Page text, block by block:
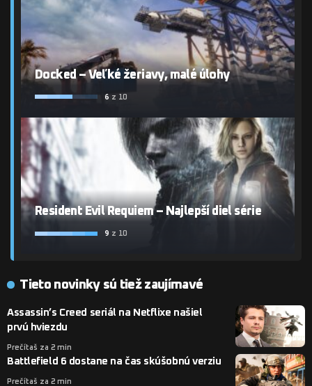
Docked – Veľké žeriavy, malé úlohy
6 z 10
Resident Evil Requiem – Najlepší diel série
9 z 10
Tieto novinky sú tiež zaujímavé
Assassin’s Creed seriál na Netflixe našiel
prvú hviezdu
Prečítaš za 2 min
Battlefield 6 dostane na čas skúšobnú verziu
Prečítaš za 2 min